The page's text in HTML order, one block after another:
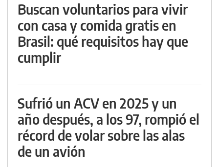
Buscan voluntarios para vivir
con casa y comida gratis en
Brasil: qué requisitos hay que
cumplir
Sufrió un ACV en 2025 y un
año después, a los 97, rompió el
récord de volar sobre las alas
de un avión